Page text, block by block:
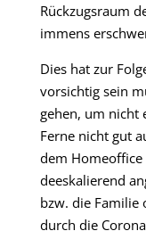
Rückzugsraum
immens
Dies hat zur
vorsichtig sein
gehen, um nicht
Ferne nicht gut
dem
deeskalierend
bzw. die Familie
durch die